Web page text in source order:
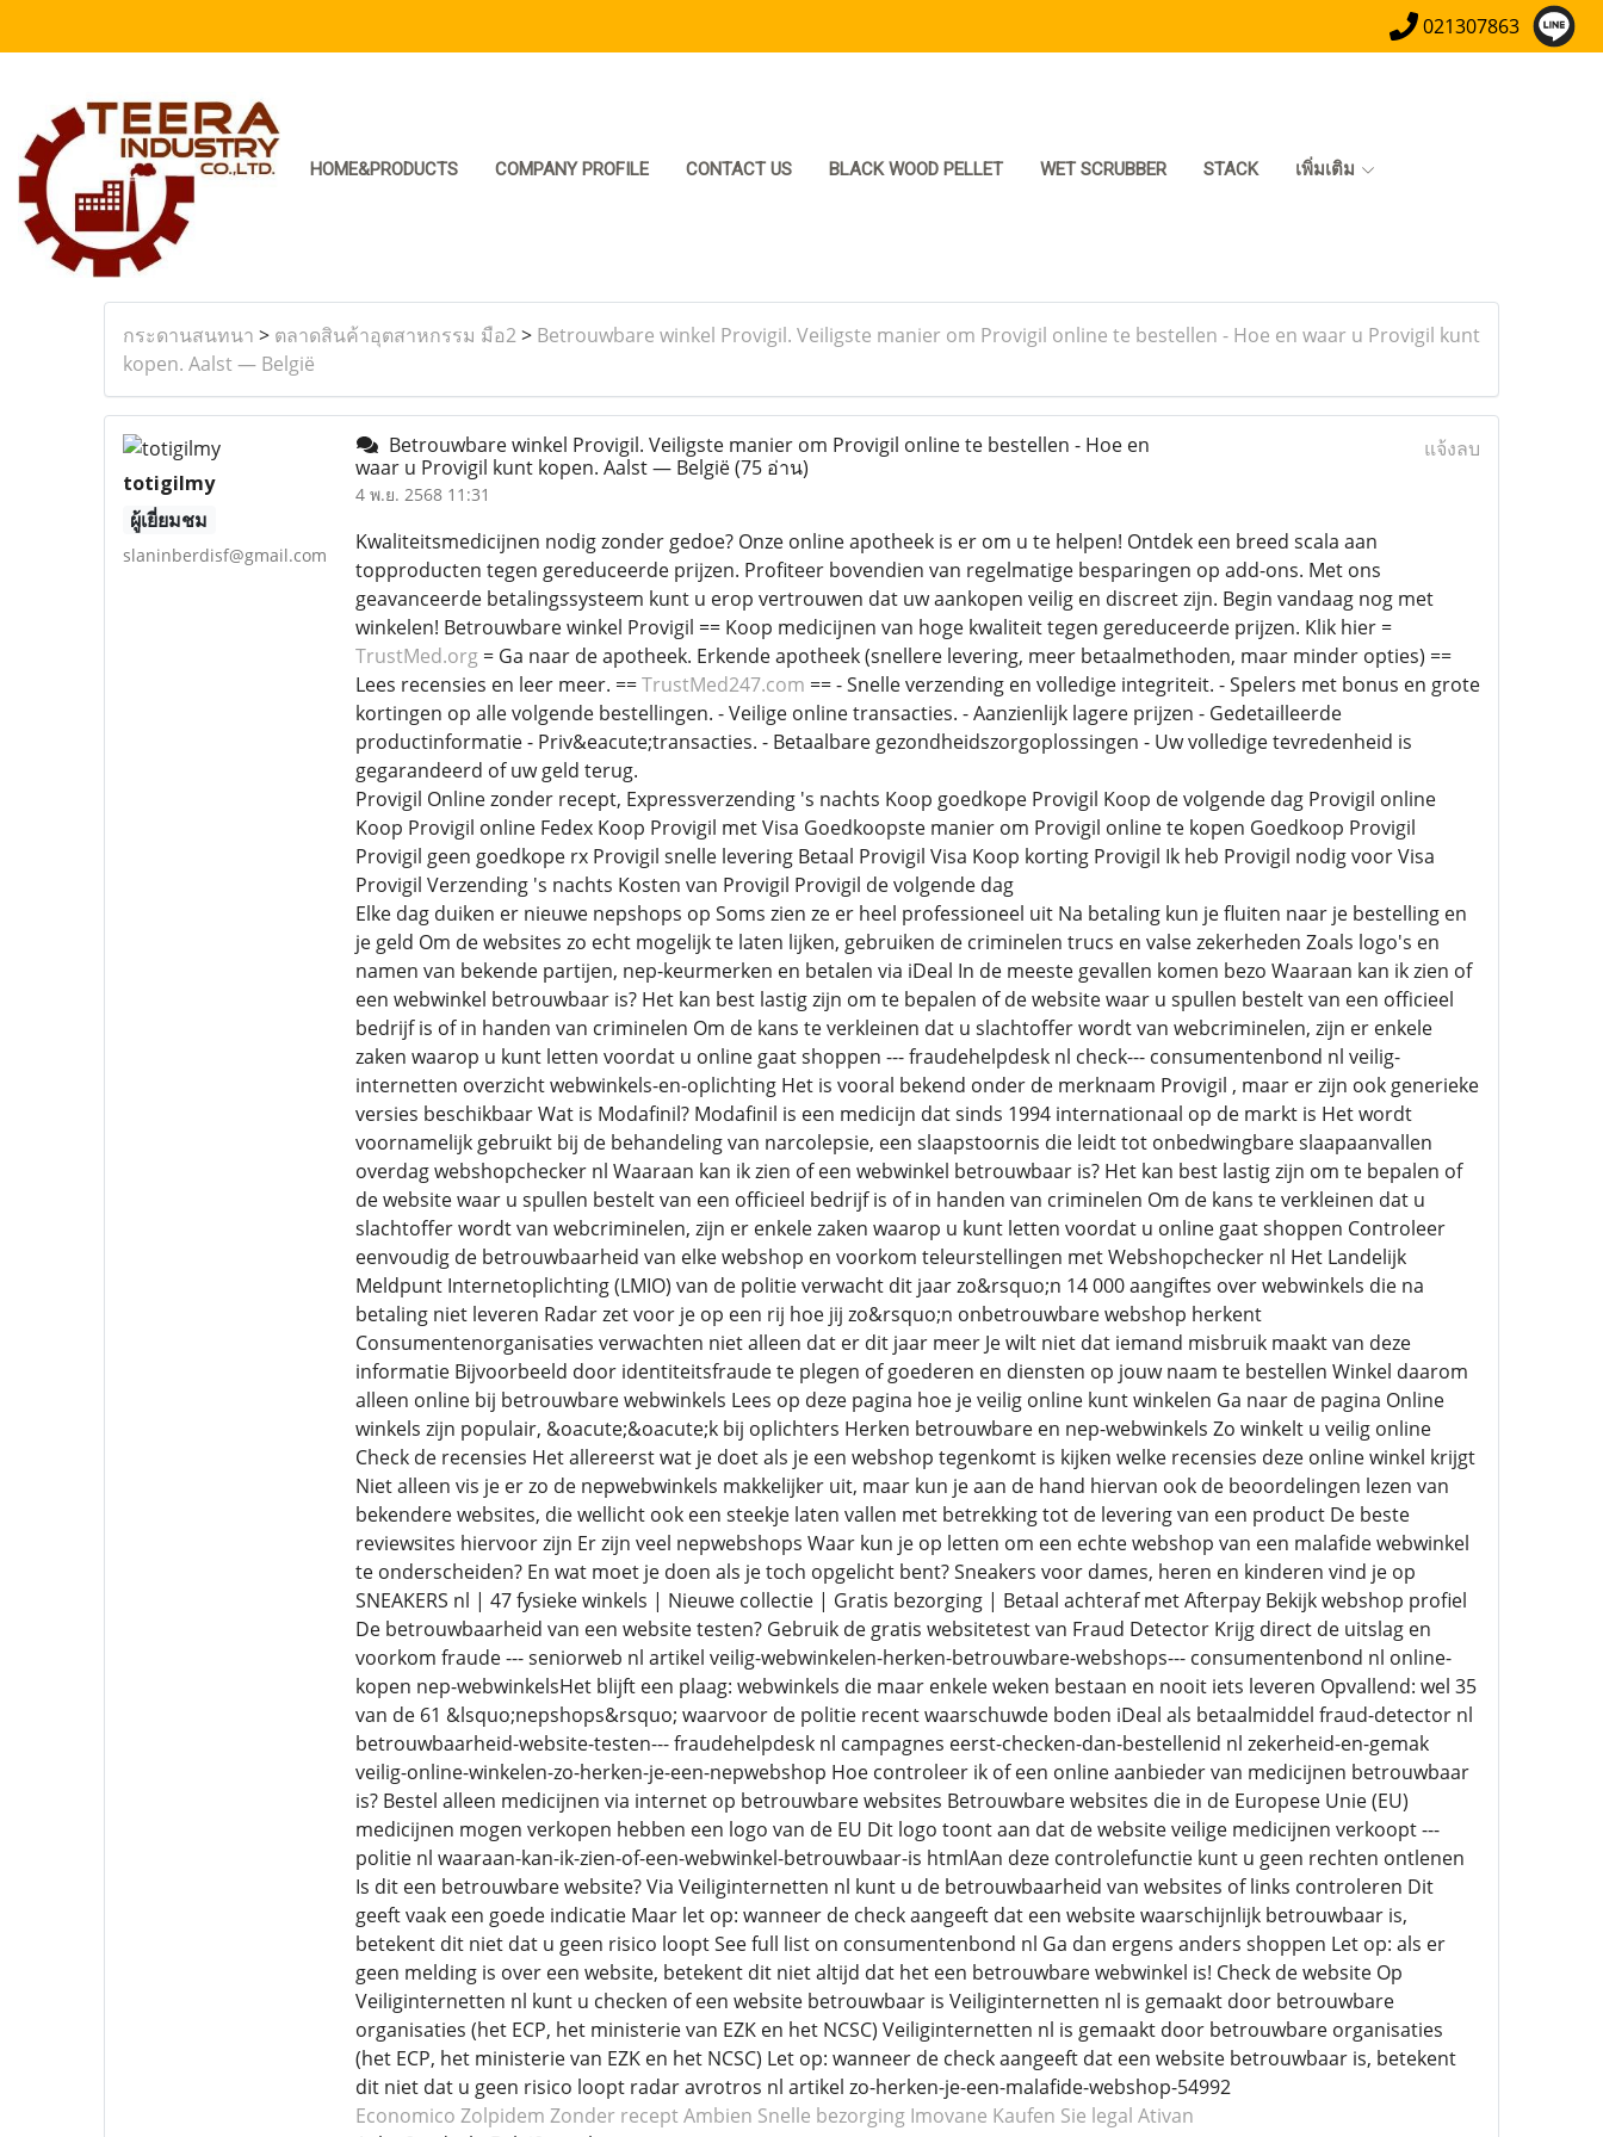
021307863
HOME&PRODUCTS COMPANY PROFILE CONTACT US BLACK WOOD PELLET WET SCRUBBER STACK เพิ่มเติม
กระดานสนทนา > ตลาดสินค้าอุตสาหกรรม มือ2> Betrouwbare winkel Provigil. Veiligste manier om Provigil online te bestellen - Hoe en waar u Provigil kunt
kopen. Aalst — België
totigilmy
ผู้เยี่ยมชม
slaninberdisf@gmail.com
Betrouwbare winkel Provigil. Veiligste manier om Provigil online te bestellen - Hoe en
waar u Provigil kunt kopen. Aalst — België(75 อ่าน)
4 พ.ย. 2568 11:31
แจ้งลบ
Kwaliteitsmedicijnen nodig zonder gedoe? Onze online apotheek is er om u te helpen! Ontdek een breed scala aan
topproducten tegen gereduceerde prijzen. Profiteer bovendien van regelmatige besparingen op add-ons. Met ons
geavanceerde betalingssysteem kunt u erop vertrouwen dat uw aankopen veilig en discreet zijn. Begin vandaag nog met
winkelen! Betrouwbare winkel Provigil == Koop medicijnen van hoge kwaliteit tegen gereduceerde prijzen. Klik hier =
TrustMed.org= Ga naar de apotheek. Erkende apotheek (snellere levering, meer betaalmethoden, maar minder opties) ==
Lees recensies en leer meer. ==TrustMed247.com == - Snelle verzending en volledige integriteit. - Spelers met bonus en grote
kortingen op alle volgende bestellingen. - Veilige online transacties. - Aanzienlijk lagere prijzen - Gedetailleerde
productinformatie - Priv&eacute;transacties. - Betaalbare gezondheidszorgoplossingen - Uw volledige tevredenheid is
gegarandeerd of uw geld terug.
Provigil Online zonder recept, Expressverzending 's nachts Koop goedkope Provigil Koop de volgende dag Provigil online
Koop Provigil online Fedex Koop Provigil met Visa Goedkoopste manier om Provigil online te kopen Goedkoop Provigil
Provigil geen goedkope rx Provigil snelle levering Betaal Provigil Visa Koop korting Provigil Ik heb Provigil nodig voor Visa
Provigil Verzending 's nachts Kosten van Provigil Provigil de volgende dag
Elke dag duiken er nieuwe nepshops op Soms zien ze er heel professioneel uit Na betaling kun je fluiten naar je bestelling en
je geld Om de websites zo echt mogelijk te laten lijken, gebruiken de criminelen trucs en valse zekerheden Zoals logo's en
namen van bekende partijen, nep-keurmerken en betalen via iDeal In de meeste gevallen komen bezo Waaraan kan ik zien of
een webwinkel betrouwbaar is? Het kan best lastig zijn om te bepalen of de website waar u spullen bestelt van een officieel
bedrijf is of in handen van criminelen Om de kans te verkleinen dat u slachtoffer wordt van webcriminelen, zijn er enkele
zaken waarop u kunt letten voordat u online gaat shoppen --- fraudehelpdesk nl check--- consumentenbond nl veilig-
internetten overzicht webwinkels-en-oplichting Het is vooral bekend onder de merknaam Provigil , maar er zijn ook generieke
versies beschikbaar Wat is Modafinil? Modafinil is een medicijn dat sinds 1994 internationaal op de markt is Het wordt
voornamelijk gebruikt bij de behandeling van narcolepsie, een slaapstoornis die leidt tot onbedwingbare slaapaanvallen
overdag webshopchecker nl Waaraan kan ik zien of een webwinkel betrouwbaar is? Het kan best lastig zijn om te bepalen of
de website waar u spullen bestelt van een officieel bedrijf is of in handen van criminelen Om de kans te verkleinen dat u
slachtoffer wordt van webcriminelen, zijn er enkele zaken waarop u kunt letten voordat u online gaat shoppen Controleer
eenvoudig de betrouwbaarheid van elke webshop en voorkom teleurstellingen met Webshopchecker nl Het Landelijk
Meldpunt Internetoplichting (LMIO) van de politie verwacht dit jaar zo&rsquo;n 14 000 aangiftes over webwinkels die na
betaling niet leveren Radar zet voor je op een rij hoe jij zo&rsquo;n onbetrouwbare webshop herkent
Consumentenorganisaties verwachten niet alleen dat er dit jaar meer Je wilt niet dat iemand misbruik maakt van deze
informatie Bijvoorbeeld door identiteitsfraude te plegen of goederen en diensten op jouw naam te bestellen Winkel daarom
alleen online bij betrouwbare webwinkels Lees op deze pagina hoe je veilig online kunt winkelen Ga naar de pagina Online
winkels zijn populair, &oacute;&oacute;k bij oplichters Herken betrouwbare en nep-webwinkels Zo winkelt u veilig online
Check de recensies Het allereerst wat je doet als je een webshop tegenkomt is kijken welke recensies deze online winkel krijgt
Niet alleen vis je er zo de nepwebwinkels makkelijker uit, maar kun je aan de hand hiervan ook de beoordelingen lezen van
bekendere websites, die wellicht ook een steekje laten vallen met betrekking tot de levering van een product De beste
reviewsites hiervoor zijn Er zijn veel nepwebshops Waar kun je op letten om een echte webshop van een malafide webwinkel
te onderscheiden? En wat moet je doen als je toch opgelicht bent? Sneakers voor dames, heren en kinderen vind je op
SNEAKERS nl | 47 fysieke winkels | Nieuwe collectie | Gratis bezorging | Betaal achteraf met Afterpay Bekijk webshop profiel
De betrouwbaarheid van een website testen? Gebruik de gratis websitetest van Fraud Detector Krijg direct de uitslag en
voorkom fraude --- seniorweb nl artikel veilig-webwinkelen-herken-betrouwbare-webshops--- consumentenbond nl online-
kopen nep-webwinkelsHet blijft een plaag: webwinkels die maar enkele weken bestaan en nooit iets leveren Opvallend: wel 35
van de 61 &lsquo;nepshops&rsquo; waarvoor de politie recent waarschuwde boden iDeal als betaalmiddel fraud-detector nl
betrouwbaarheid-website-testen--- fraudehelpdesk nl campagnes eerst-checken-dan-bestellenid nl zekerheid-en-gemak
veilig-online-winkelen-zo-herken-je-een-nepwebshop Hoe controleer ik of een online aanbieder van medicijnen betrouwbaar
is? Bestel alleen medicijnen via internet op betrouwbare websites Betrouwbare websites die in de Europese Unie (EU)
medicijnen mogen verkopen hebben een logo van de EU Dit logo toont aan dat de website veilige medicijnen verkoopt ---
politie nl waaraan-kan-ik-zien-of-een-webwinkel-betrouwbaar-is htmlAan deze controlefunctie kunt u geen rechten ontlenen
Is dit een betrouwbare website? Via Veiliginternetten nl kunt u de betrouwbaarheid van websites of links controleren Dit
geeft vaak een goede indicatie Maar let op: wanneer de check aangeeft dat een website waarschijnlijk betrouwbaar is,
betekent dit niet dat u geen risico loopt See full list on consumentenbond nl Ga dan ergens anders shoppen Let op: als er
geen melding is over een website, betekent dit niet altijd dat het een betrouwbare webwinkel is! Check de website Op
Veiliginternetten nl kunt u checken of een website betrouwbaar is Veiliginternetten nl is gemaakt door betrouwbare
organisaties (het ECP, het ministerie van EZK en het NCSC) Veiliginternetten nl is gemaakt door betrouwbare organisaties
(het ECP, het ministerie van EZK en het NCSC) Let op: wanneer de check aangeeft dat een website betrouwbaar is, betekent
dit niet dat u geen risico loopt radar avrotros nl artikel zo-herken-je-een-malafide-webshop-54992
Economico Zolpidem Zonder recept Ambien Snelle bezorging Imovane Kaufen Sie legal Ativan